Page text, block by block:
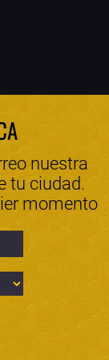
nuestra
tu ciudad.
momento